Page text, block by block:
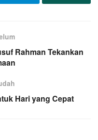
Rahman Tekankan
Hari yang Cepat